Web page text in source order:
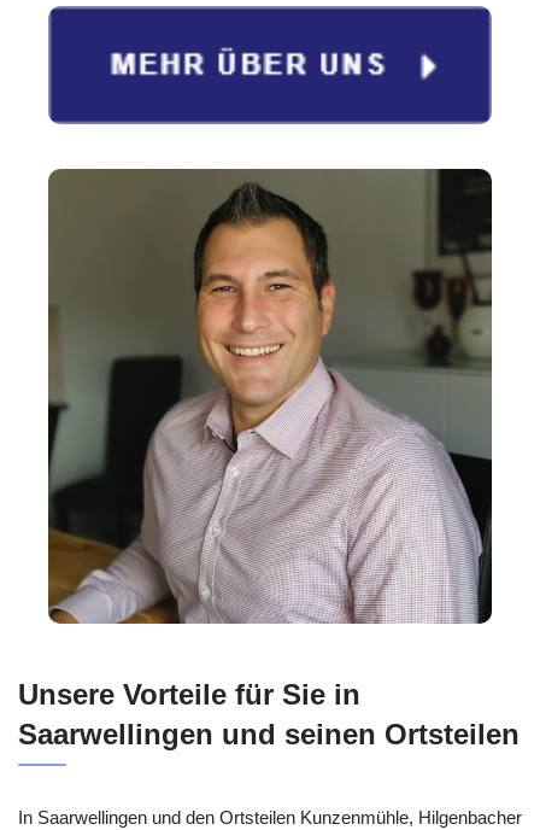
Unsere Vorteile für Sie in
Saarwellingen und seinen Ortsteilen
In Saarwellingen und den Ortsteilen Kunzenmühle, Hilgenbacher